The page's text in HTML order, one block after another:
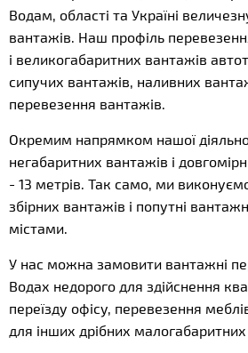
Водам, області та Україні
вантажів. Наш профіль
і великогабаритних вантажів
сипучих вантажів, наливних
перевезення вантажів.
Окремим напрямком нашої
негабаритних вантажів і
- 13 метрів. Так само, ми
збірних вантажів і попутні
містами.
У нас можна замовити вантажні
Водах недорого для здійснення
переїзду офісу, перевезення
для інших дрібних